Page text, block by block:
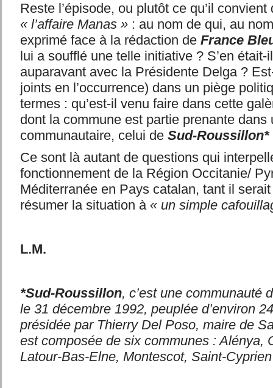
Reste l’épisode, ou plutôt ce qu’il convient
« l’affaire Manas »: au nom de qui, au
exprimé face à la rédaction de France
lui a soufflé une telle initiative ? S’en était-
auparavant avec la Présidente Delga ?
joints en l’occurrence) dans un piège
termes : qu’est-il venu faire dans cette
dont la commune est partie prenante dans
communautaire, celui de Sud-Roussillon*
Ce sont là autant de questions qui
fonctionnement de la Région Occitanie/
Méditerranée en Pays catalan, tant il
résumer la situation à « un simple
L.M.
*Sud-Roussillon, c’est une communauté
le 31 décembre 1992, peuplée d’environ
présidée par Thierry Del Poso, maire de
est composée de six communes : Alénya,
Latour-Bas-Elne, Montescot, Saint-